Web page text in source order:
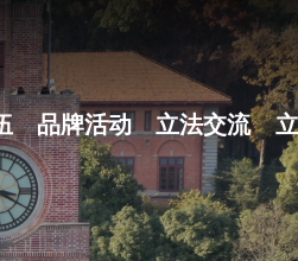
团队
品牌活动
之江立法论坛
地方立法十大...
立法交流
名家访谈
讲坛实录